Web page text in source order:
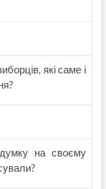
які саме і
на своєму